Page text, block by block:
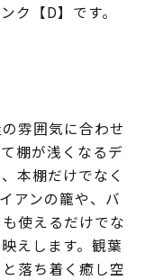
ク【D】です。
雰囲気に合わせ
棚が浅くなるデ
本棚だけでなく
アンの籠や、バ
使えるだけでな
えします。観葉
落ち着く癒し空